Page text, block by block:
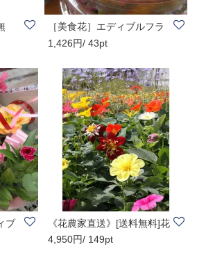
［美食花］エディブルフラ
ワー（食用花）..
1,426円/ 43pt
ブ
《花農家直送》[送料無料]花
苗（一年草・..
4,950円/ 149pt